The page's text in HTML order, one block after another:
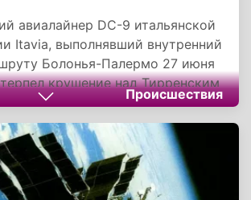
авиалайнер DC-9 итальянской
Itavia, выполнявший внутренний
Болонья-Палермо 27 июня
крушение над Тирренским
рухнул через 51 минуту после
от острова Устика,
на две части. Погибли все
на его борту 81 человек.
Происшествия